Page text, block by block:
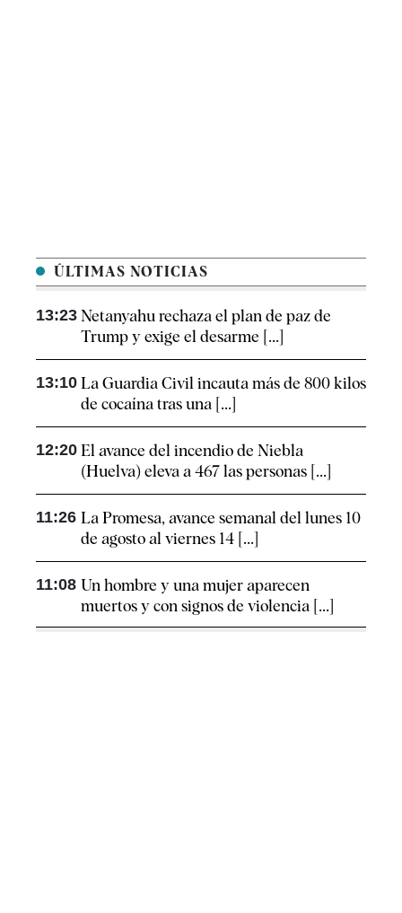
ÚLTIMAS NOTICIAS
13:23 Netanyahu rechaza el plan de paz de
Trump y exige el desarme [...]
13:10 La Guardia Civil incauta más de 800 kilos
de cocaína tras una [...]
12:20 El avance del incendio de Niebla
(Huelva) eleva a 467 las personas [...]
11:26 La Promesa, avance semanal del lunes 10
de agosto al viernes 14 [...]
11:08 Un hombre y una mujer aparecen
muertos y con signos de violencia [...]